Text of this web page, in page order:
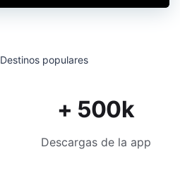
Destinos populares
+ 500k
Descargas de la app